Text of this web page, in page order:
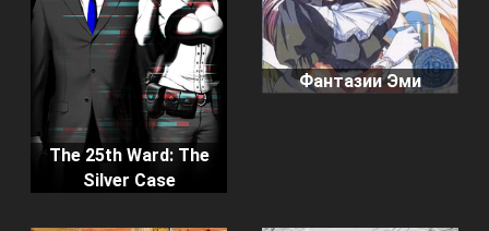
The 25th Ward: The
Silver Case
Фантазии Эми